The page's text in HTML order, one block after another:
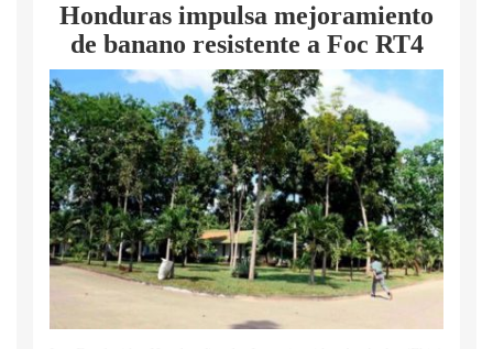
Honduras impulsa mejoramiento
de banano resistente a Foc RT4